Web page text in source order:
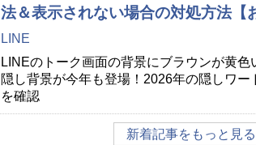
法＆表示されない場合の対処方法【
LINE
LINEのトーク画面の背景にブラウンが黄
隠し背景が今年も登場！2026年の隠しワ
を確認
新着記事をもっと見る